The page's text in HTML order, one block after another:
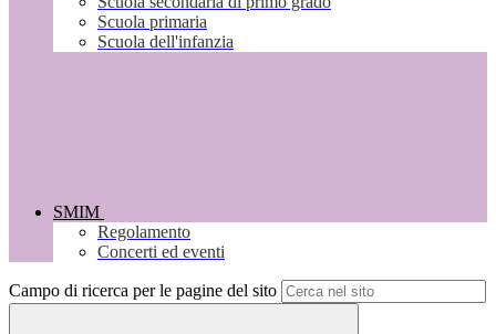
Scuola primaria
Scuola dell'infanzia
SMIM
Regolamento
Concerti ed eventi
Campo di ricerca per le pagine del sito